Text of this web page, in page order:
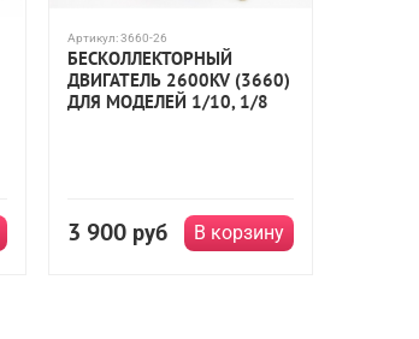
Артикул:3660-26
БЕСКОЛЛЕКТОРНЫЙ
ДВИГАТЕЛЬ 2600KV (3660)
ДЛЯ МОДЕЛЕЙ 1/10, 1/8
3 900 руб В корзину